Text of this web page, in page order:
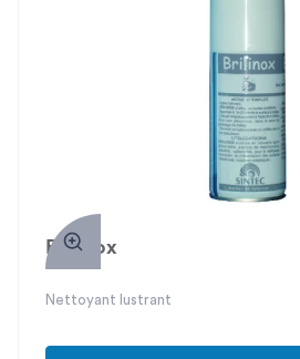
Brilinox
Nettoyant lustrant